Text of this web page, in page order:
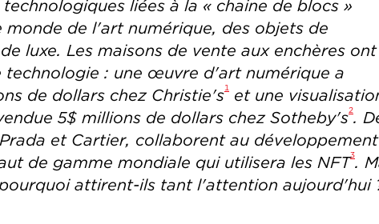
liées à la « chaine de blocs »
monde de l'art numérique, des objets de
luxe. Les maisons de vente aux enchères ont
: une œuvre d'art numérique a
de dollars chez Christie's1
et une
5$ millions de dollars chez Sotheby's2.
et Cartier, collaborent au développement
de gamme mondiale qui utilisera les NFT3.
attirent-ils tant l'attention aujourd'hui